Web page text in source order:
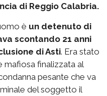
di Reggio Calabria.
è un detenuto di
scontando 21 anni
di Asti. Era stato
mafiosa finalizzata al
pesante che va
del soggetto il